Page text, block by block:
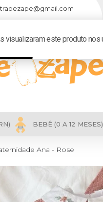
BEBÊ (0 A 12 MESES)
Ana - Rose